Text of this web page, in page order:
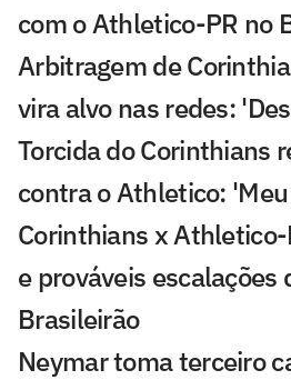
com o Athletico-PR no
Arbitragem de
vira alvo nas redes:
Torcida do Corinthians
contra o Athletico:
Corinthians x
e prováveis escalações
Brasileirão
Neymar toma terceiro